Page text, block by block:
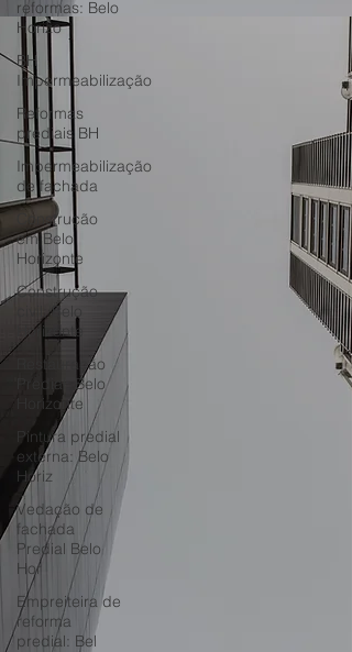
reformas: Belo
Horizo
BH
Impermeabilização
Reformas
prediais BH
Impermeabilização
de fachada
Construção
em Belo
Horizonte
Construção
civil: Belo
Horizonte
Restauração
Predial: Belo
Horizonte
Pintura predial
externa: Belo
Horiz
Vedação de
fachada
Predial Belo
Hor
Empreiteira de
reforma
predial: Bel